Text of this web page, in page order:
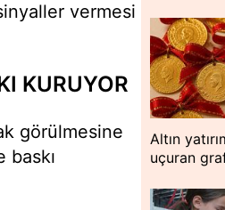
vermesi
KURUYOR
görülmesine
baskı
Altın
uçuran